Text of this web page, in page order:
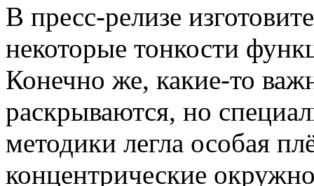
В пресс-релизе
некоторые тонкости
Конечно же, какие-то
раскрываются, но
методики легла особая
концентрические